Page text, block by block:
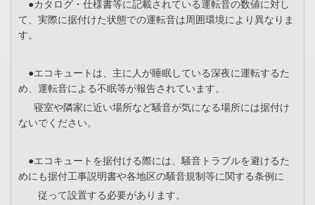
●カタログ・仕様書等に記載されている運転音の数値に対し
て、実際に据付けた状態での運転音は周囲環境により異なりま
す。
●エコキュートは、主に人が睡眠している深夜に運転するた
め、運転音による不眠等が報告されています。
寝室や隣家に近い場所など騒音が気になる場所には据付け
ないでください。
●エコキュートを据付ける際には、騒音トラブルを避けるた
めにも据付工事説明書や各地区の騒音規制等に関する条例に
従って設置する必要があります。